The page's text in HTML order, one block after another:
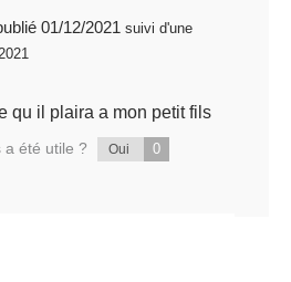
publié 01/12/2021 suivi d'une
qu il plaira a mon petit fils
a été utile ? Oui 0